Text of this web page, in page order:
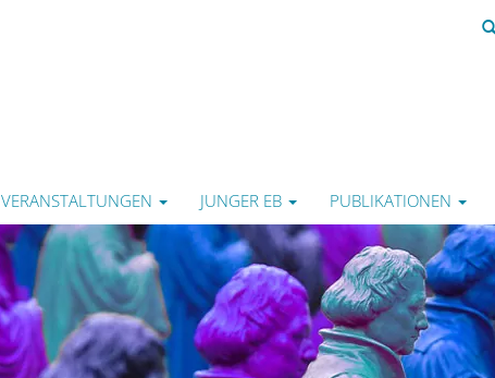
VERANSTALTUNGEN JUNGER EB PUBLIKATIONEN